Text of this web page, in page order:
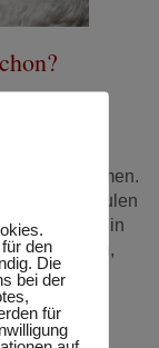
Lernplattformen.
auch Schulen
bestmöglich in
dann,
den
Die
bei der
für